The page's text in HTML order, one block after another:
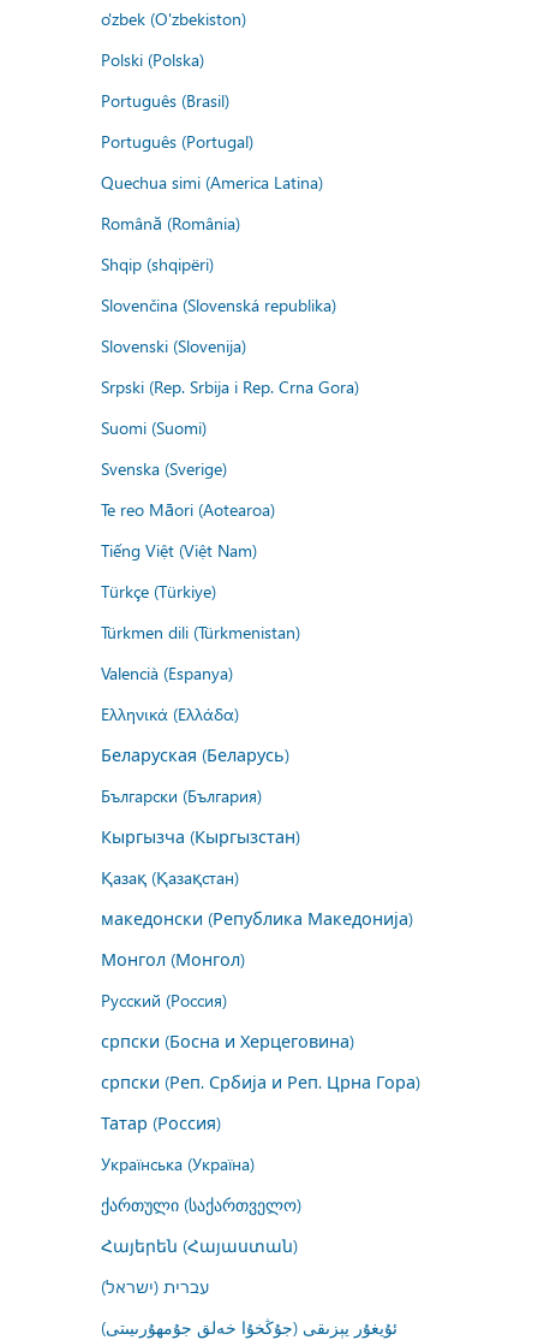
o'zbek (O'zbekiston)
Polski (Polska)
Português (Brasil)
Português (Portugal)
Quechua simi (America Latina)
Română (România)
Shqip (shqipëri)
Slovenčina (Slovenská republika)
Slovenski (Slovenija)
Srpski (Rep. Srbija i Rep. Crna Gora)
Suomi (Suomi)
Svenska (Sverige)
Te reo Māori (Aotearoa)
Tiếng Việt (Việt Nam)
Türkçe (Türkiye)
Türkmen dili (Türkmenistan)
Valencià (Espanya)
Ελληνικά (Ελλάδα)
Беларуская (Беларусь)
Български (България)
Кыргызча (Кыргызстан)
Қазақ (Қазақстан)
македонски (Република Македонија)
Монгол (Монгол)
Русский (Россия)
српски (Босна и Херцеговина)
српски (Реп. Србија и Реп. Црна Гора)
Татар (Россия)
Українська (Україна)
ქართული (საქართველო)
Հայերեն (Հայաստան)
עברית (ישראל)
ئۇيغۇر يېزىقى (جۇڭخۇا خەلق جۇمھۇرىيىتى)